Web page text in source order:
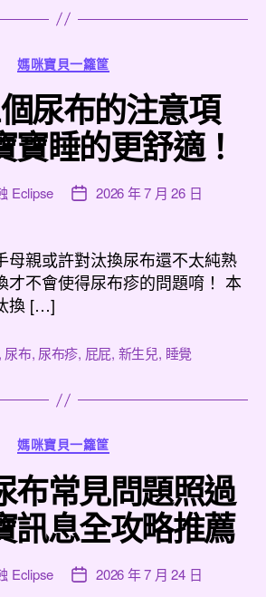
分
類
媽咪寶貝一籮筐
尿布的注意項
寶睡的更舒適！
Eclipse
文
佈
日
期
2026 年 7 月 26 日
母親或許對汰換尿布還不太純熟
才不會使得尿布疹的問題唷！ 本
換 […]
尿布, 尿布疹, 屁屁, 新生兒, 睡覺
分
類
媽咪寶貝一籮筐
布常見問題照過
訊息全攻略推薦
Eclipse
文 2026 年 7 月 24 日